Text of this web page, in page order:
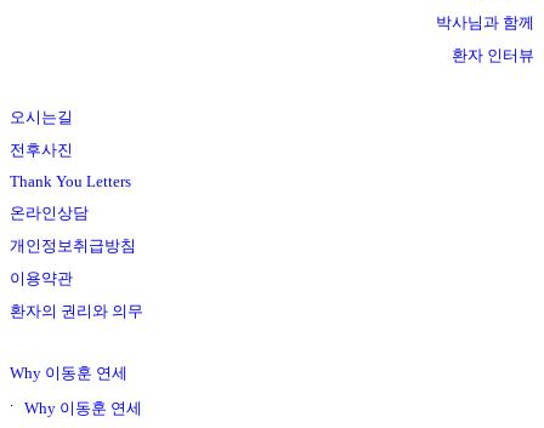
박사님과 함께
환자 인터뷰
오시는길
전후사진
Thank You Letters
온라인상담
개인정보취급방침
이용약관
환자의 권리와 의무
Why 이동훈 연세
Why 이동훈 연세